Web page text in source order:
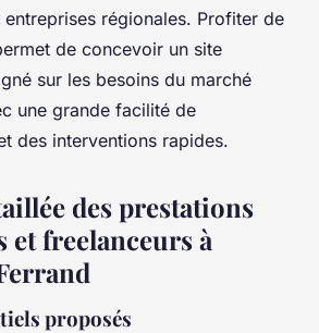
entreprises régionales. Profiter de
de concevoir un site
sur les besoins du marché
une grande facilité de
des interventions rapides.
des prestations
et freelanceurs à
proposés